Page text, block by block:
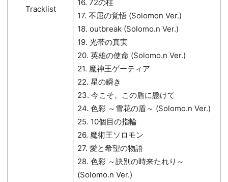
Tracklist
16. 72の柱
17. 不屈の覚悟 (Solomon Ver.)
18. outbreak (Solomo.n Ver.)
19. 光帯の真実
20. 英雄の使命 (Solomo.n Ver.)
21. 魔神王ゲーティア
22. 星の瞬き
23. 今こそ、この盾に懸けて
24. 色彩 ～雪花の盾～ (Solomo.n Ver.)
25. 10個目の指輪
26. 魔術王ソロモン
27. 愛と希望の物語
28. 色彩 ～訣別の時来たれり～
(Solomo.n Ver.)